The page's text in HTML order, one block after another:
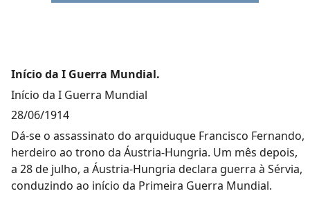
Início da I Guerra Mundial.
Início da I Guerra Mundial
28/06/1914
Dá-se o assassinato do arquiduque Francisco Fernando,
herdeiro ao trono da Áustria-Hungria. Um mês depois,
a 28 de julho, a Áustria-Hungria declara guerra à Sérvia,
conduzindo ao início da Primeira Guerra Mundial.